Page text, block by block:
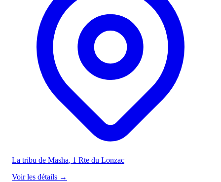
La tribu de Masha, 1 Rte du Lonzac
Voir les détails →